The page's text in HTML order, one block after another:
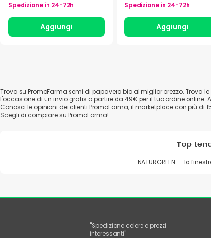
Spedizione in 24-72h
Aggiungi
Spedizione in 24-72h
Aggiungi
Trova su PromoFarma semi di papavero bio al miglior prezzo. Trova
l'occasione di un invio gratis a partire da 49€ per il tuo ordine
Conosci le opinioni dei clienti PromoFarma, il marketplace con più
Scegli di comprare su PromoFarma!
Top
NATURGREEN la
"Spedizione celere e prezzi
interessanti"